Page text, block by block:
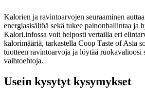
Kalorien ja ravintoarvojen seuraaminen
energiasisältöä sekä tukee painonhallintaa ja
Kalori.infossa voit helposti vertailla eri
kalorimääriä, tarkastella Coop Taste of Asia
tuotteen ravintoarvoja ja löytää ruokavalioosi
vaihtoehtoja.
Usein kysytyt kysymykset